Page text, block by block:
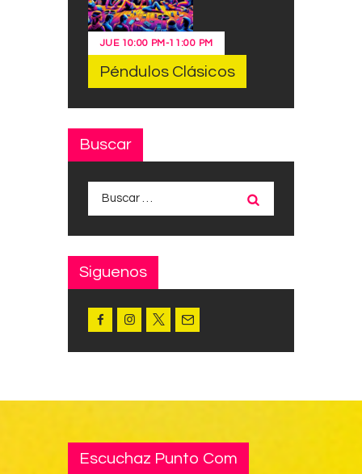
JUE 10:00 PM -11:00 PM
Péndulos Clásicos
Buscar
Siguenos
Escuchaz Punto Com